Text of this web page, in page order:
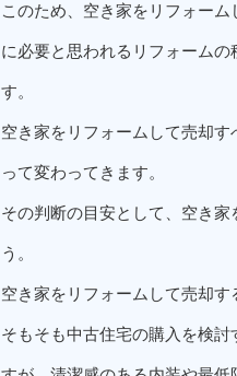
このため、空き家をリフォー
に必要と思われるリフォーム
す。
空き家をリフォームして売却
って変わってきます。
その判断の目安として、空き
う。
空き家をリフォームして売却す
そもそも中古住宅の購入を検